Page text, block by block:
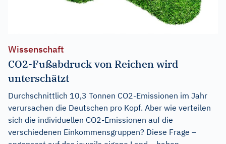
Wissenschaft
CO2-Fußabdruck von Reichen wird
unterschätzt
Durchschnittlich 10,3 Tonnen CO2-Emissionen im Jahr
verursachen die Deutschen pro Kopf. Aber wie verteilen
sich die individuellen CO2-Emissionen auf die
verschiedenen Einkommensgruppen? Diese Frage –